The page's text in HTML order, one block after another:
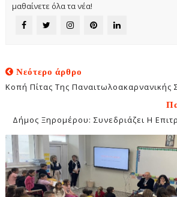
μαθαίνετε όλα τα νέα!
Νεότερο άρθρο
Κοπή Πίτας Της Παναιτωλοακαρνανικής
Δήμος Ξηρομέρου: Συνεδριάζει Η